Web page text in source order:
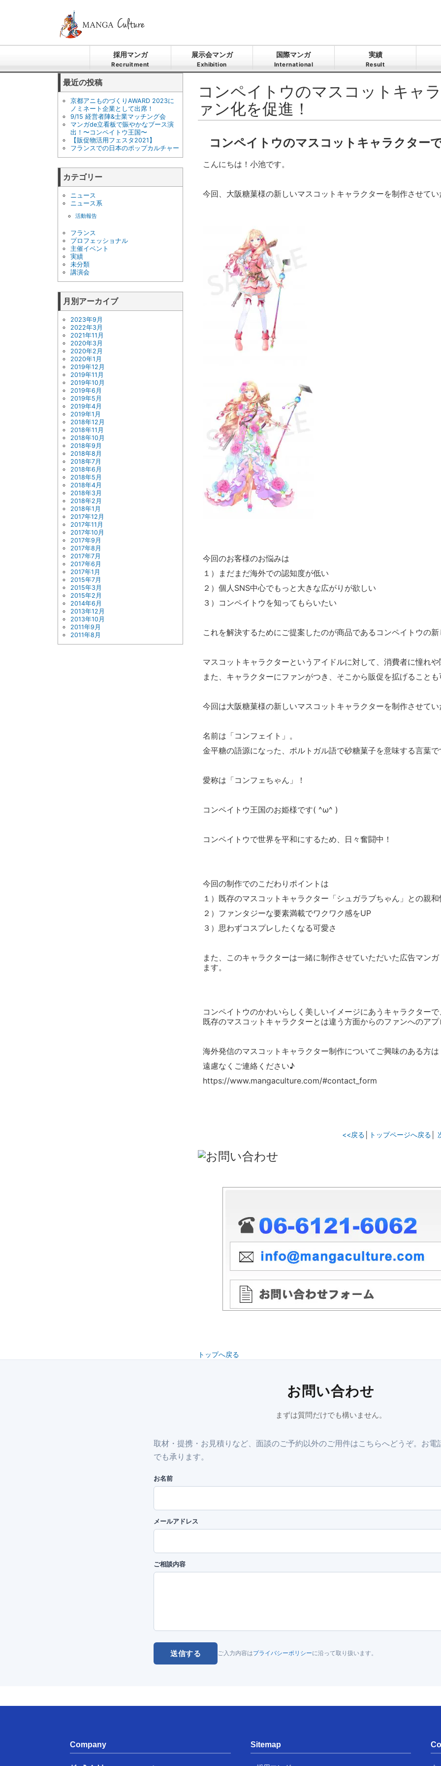
採用マンガ
Recruitment
展示会マンガ
Exhibition
国際マンガ
International
実績
Result
最近の投稿
京都アニものづくりAWARD 2023に
ノミネート企業として出席！
9/15 経営者陣&士業マッチング会
マンガde立看板で賑やかなブース演
出！〜コンペイトウ王国〜
【販促物活用フェスタ2021】
フランスでの日本のポップカルチャー
カテゴリー
ニュース
ニュース系
活動報告
フランス
プロフェッショナル
主催イベント
実績
未分類
講演会
月別アーカイブ
2023年9月
2022年3月
2021年11月
2020年3月
2020年2月
2020年1月
2019年12月
2019年11月
2019年10月
2019年6月
2019年5月
2019年4月
2019年1月
2018年12月
2018年11月
2018年10月
2018年9月
2018年8月
2018年7月
2018年6月
2018年5月
2018年4月
2018年3月
2018年2月
2018年1月
2017年12月
2017年11月
2017年10月
2017年9月
2017年8月
2017年7月
2017年6月
2017年1月
2015年7月
2015年3月
2015年2月
2014年6月
2013年12月
2013年10月
2011年9月
2011年8月
コンペイトウのマスコットキャ
ァン化を促進！
コンペイトウのマスコットキャラクター
こんにちは！小池です。
今回、大阪糖菓様の新しいマスコットキャラクターを制作させて
今回のお客様のお悩みは
１）まだまだ海外での認知度が低い
２）個人SNS中心でもっと大きな広がりが欲しい
３）コンペイトウを知ってもらいたい
これを解決するためにご提案したのが商品であるコンペイトウの
マスコットキャラクターというアイドルに対して、消費者に憧れ
また、キャラクターにファンがつき、そこから販促を拡げること
今回は大阪糖菓様の新しいマスコットキャラクターを制作させて
名前は「コンフェイト」。
金平糖の語源になった、ポルトガル語で砂糖菓子を意味する言葉で
愛称は「コンフェちゃん」！
コンペイトウ王国のお姫様です( ^ω^ )
コンペイトウで世界を平和にするため、日々奮闘中！
今回の制作でのこだわりポイントは
１）既存のマスコットキャラクター「シュガラブちゃん」との親和
２）ファンタジーな要素満載でワクワク感をUP
３）思わずコスプレしたくなる可愛さ
また、このキャラクターは一緒に制作させていただいた広告マン
ます。
コンペイトウのかわいらしく美しいイメージにあうキャラクターで
既存のマスコットキャラクターとは違う方面からのファンへのア
海外発信のマスコットキャラクター制作についてご興味のある方は
遠慮なくご連絡ください♪
https://www.mangaculture.com/#contact_form
<<戻る トップページへ戻る
トップへ戻る
お問い合わせ
まずは質問だけでも構いません。
取材・提携・お見積りなど、面談のご予約以外のご用件はこちらへどうぞ。お電
でも承ります。
お名前
メールアドレス
ご相談内容
送信する ご入力内容はプライバシーポリシーに沿って取り扱います。
Company Sitemap